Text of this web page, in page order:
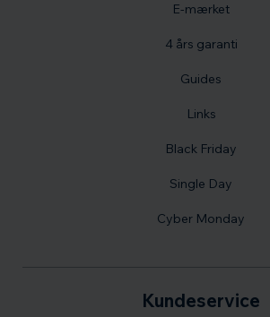
Kundeservice
E-mærket
4 års garanti
Guides
Links
Black Friday
Single Day
Cyber Monday